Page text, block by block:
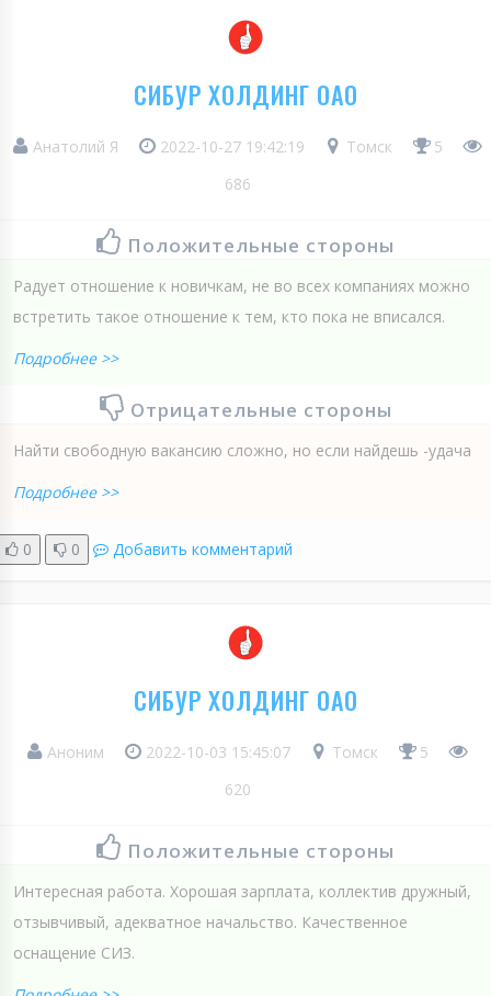
СИБУР ХОЛДИНГ ОАО
Анатолий Я 2022-10-27 19:42:19 Томск
5
686
Положительные стороны
Радует отношение к новичкам, не во всех компаниях можно
встретить такое отношение к тем, кто пока не вписался.
Подробнее >>
Отрицательные стороны
Найти свободную вакансию сложно, но если найдешь -удача
Подробнее >>
0 0 Добавить комментарий
СИБУР ХОЛДИНГ ОАО
Аноним 2022-10-03 15:45:07 Томск
5
620
Положительные стороны
Интересная работа. Хорошая зарплата, коллектив дружный,
отзывчивый, адекватное начальство. Качественное
оснащение СИЗ.